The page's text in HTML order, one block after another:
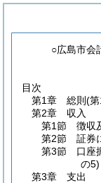
○広島市会
目次
第1章
総則 (
第2章
収入
第1節
徴収
第2節
証券
第3節
口座
の5)
第3章
支出